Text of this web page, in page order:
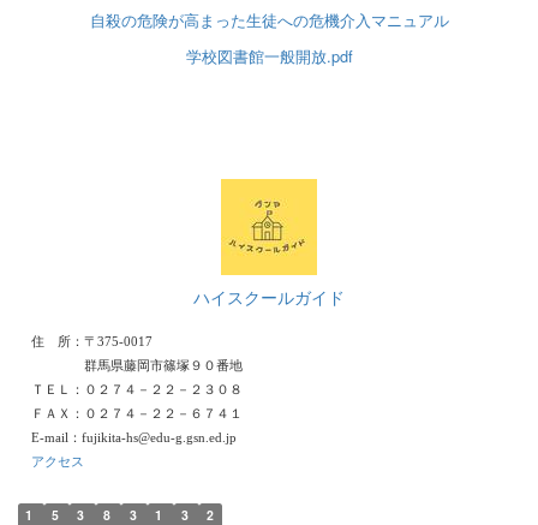
自殺の危険が高まった生徒への危機介入マニュアル
学校図書館一般開放.pdf
ハイスクールガイド
住 所：〒375-0017
群馬県藤岡市篠塚９０番地
ＴＥＬ：０２７４－２２－２３０８
ＦＡＸ：０２７４－２２－６７４１
E-mail：fujikita-hs@edu-g.gsn.ed.jp
アクセス
1 5 3 8 3 1 3 2